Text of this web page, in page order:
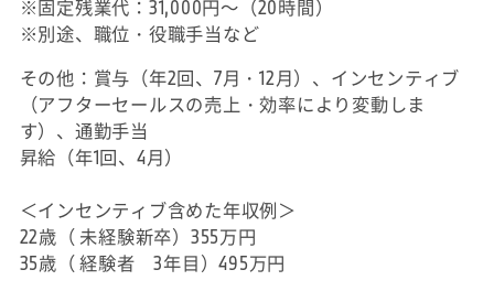
※固定残業代：31,000円～（20時間）
※別途、職位・役職手当など
その他：賞与（年2回、7月・12月）、インセンティブ
（アフターセールスの売上・効率により変動しま
す）、通勤手当
昇給（年1回、4月）
＜インセンティブ含めた年収例＞
22歳（ 未経験新卒）355万円
35歳（ 経験者 3年目）495万円